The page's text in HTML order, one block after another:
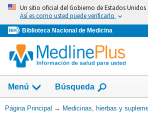
Omita
vaya
al
Contenido
Un sitio oficial del Gobierno de Estados Unidos
Así es como usted puede verificarlo
Biblioteca Nacional de Medicina
Menú
Mostrar
campo
de
Búsqueda
Usted
Página Principal → Medicinas, hierbas y